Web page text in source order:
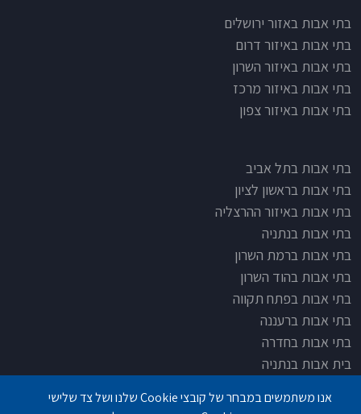
בתי אבות לפי אזורים
בתי אבות באזור ירושלים
בתי אבות באיזור דרום
בתי אבות באיזור השרון
בתי אבות באיזור מרכז
בתי אבות באיזור צפון
בתי אבות בתל אביב
בתי אבות בראשון לציון
בתי אבות באיזור ההרצליה
בתי אבות בנתניה
בתי אבות ברמת השרון
בתי אבות בהוד השרון
בתי אבות בפתח תקווה
בתי אבות ברעננה
בתי אבות בחדרה
בית אבות בנתניה
בית אבות בפתח תקוה
אנו משתמשים במבחר של קובצי Cookie שלנו ושל צד שלישי